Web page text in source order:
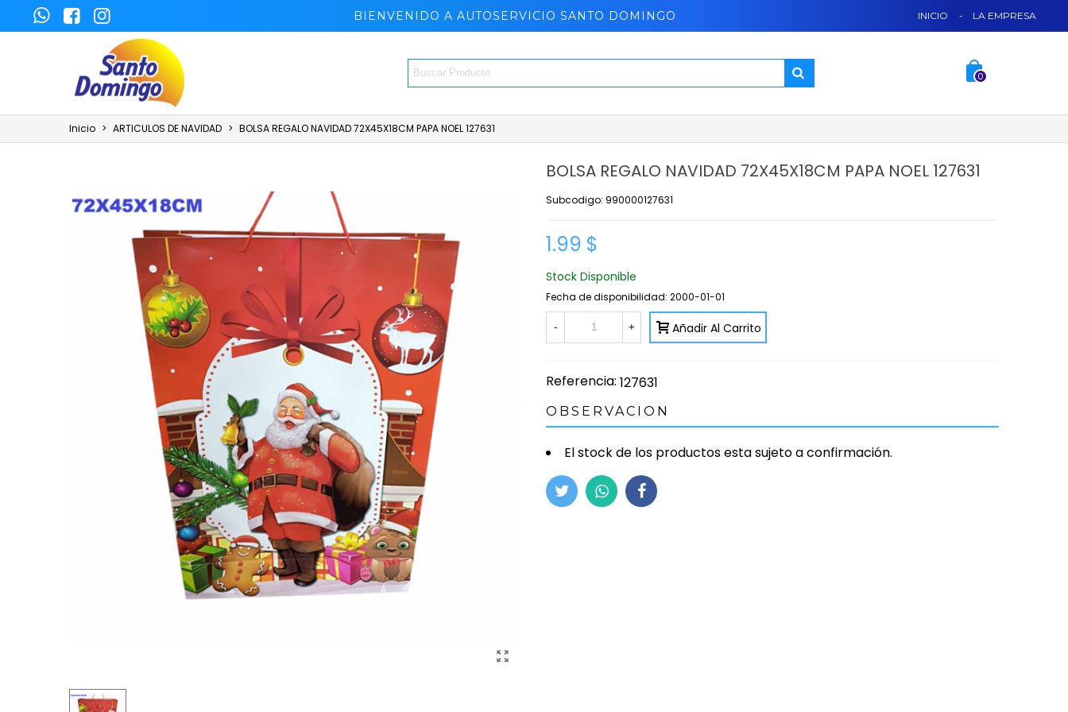
BIENVENIDO A AUTOSERVICIO SANTO DOMINGO INICIO - LA EMPRESA
0
Inicio > ARTICULOS DE NAVIDAD > BOLSA REGALO NAVIDAD 72X45X18CM PAPA NOEL 127631
BOLSA REGALO NAVIDAD 72X45X18CM PAPA NOEL 127631
Subcodigo: 990000127631
1.99 $
Stock Disponible
Fecha de disponibilidad: 2000-01-01
- + Añadir Al Carrito
Referencia: 127631
OBSERVACION
El stock de los productos esta sujeto a confirmación.